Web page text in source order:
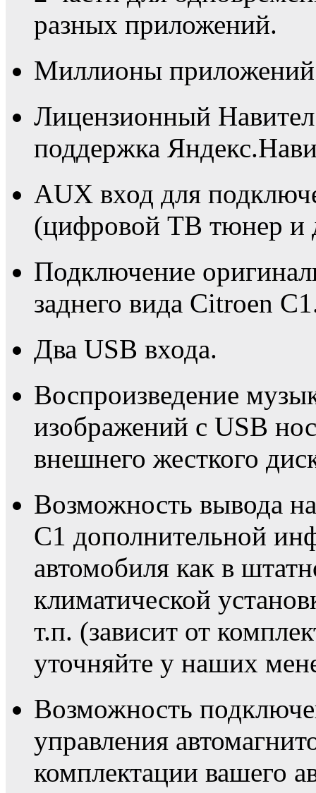
разных приложений.
Миллионы приложений
Лицензионный
поддержка
AUX вход для
(цифровой ТВ тюнер и
Подключение
заднего вида Citroen
Два USB входа.
Воспроизведение
изображений с USB
внешнего жесткого
Возможность вывода
C1 дополнительной
автомобиля как в
климатической
т.п. (зависит от
уточняйте у наших
Возможность
управления
комплектации вашего